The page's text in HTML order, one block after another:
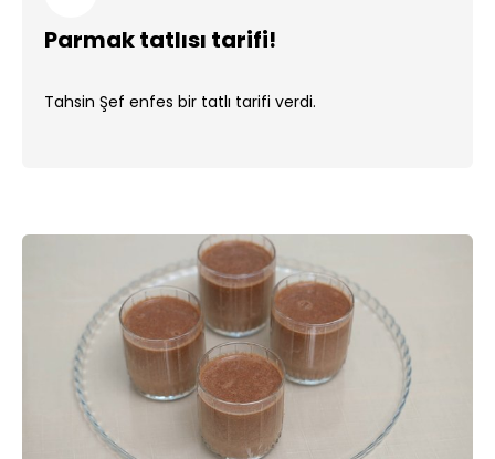
Parmak tatlısı tarifi!
Tahsin Şef enfes bir tatlı tarifi verdi.